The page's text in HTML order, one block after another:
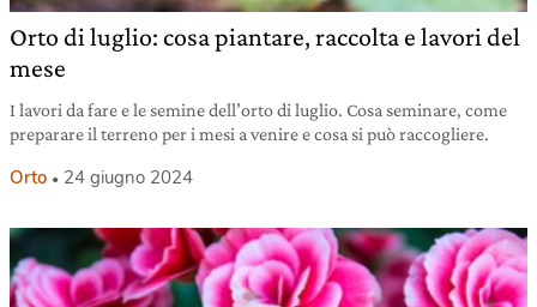
Orto di luglio: cosa piantare, raccolta e lavori del
mese
I lavori da fare e le semine dell’orto di luglio. Cosa seminare, come
preparare il terreno per i mesi a venire e cosa si può raccogliere.
Orto 24 giugno 2024